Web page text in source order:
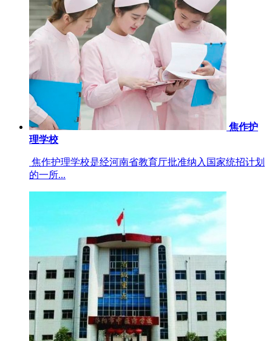
焦作护
理学校
焦作护理学校是经河南省教育厅批准纳入国家统招计划
的一所...